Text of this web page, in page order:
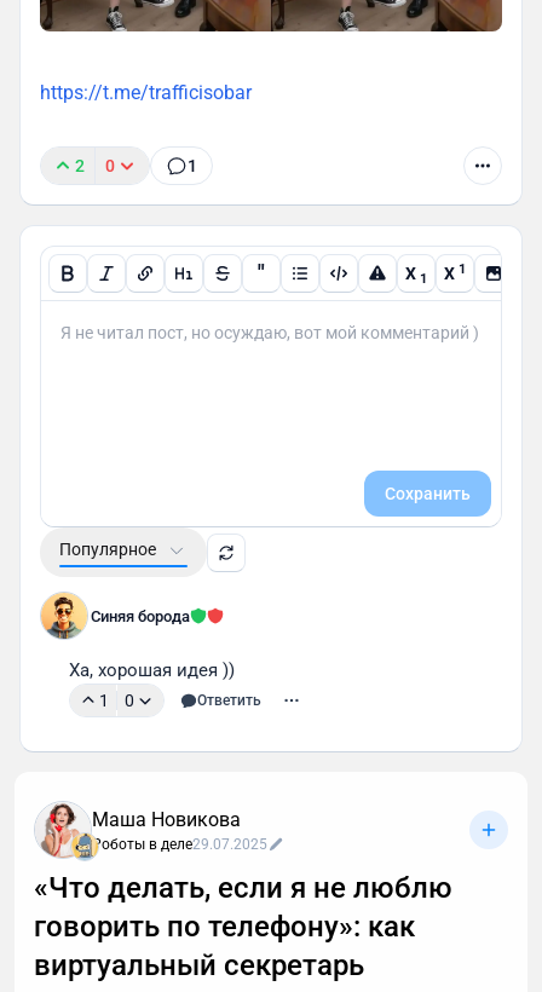
https://t.me/trafficisobar
2 0 1
" X 1 X 1
Сохранить
Популярное
Синяя борода
1 0 Ответить
Маша Новикова
Роботы в деле29.07.2025
«Что делать, если я не люблю
говорить по телефону»: как
виртуальный секретарь